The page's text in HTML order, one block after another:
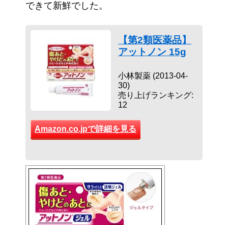
できて新鮮でした。
【第2類医薬品】
アットノン 15g
小林製薬 (2013-04-
30)
売り上げランキング:
12
Amazon.co.jpで詳細を見る